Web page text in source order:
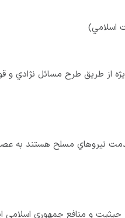
نيروهاي مسلح هستند به
حيثيت و منافع جمهوري اسلامي